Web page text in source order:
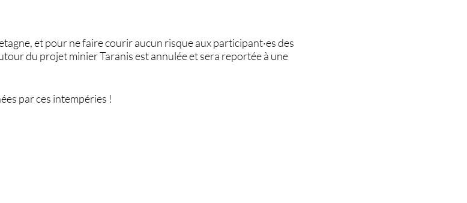
et pour ne faire courir aucun risque aux participant·es des
du projet minier Taranis est annulée et sera reportée à une
par ces intempéries !